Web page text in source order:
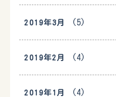
2019年3月 (5)
2019年2月 (4)
2019年1月 (4)